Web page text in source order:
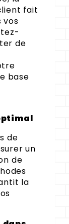
fait
vos
de
base
de
un
de
la